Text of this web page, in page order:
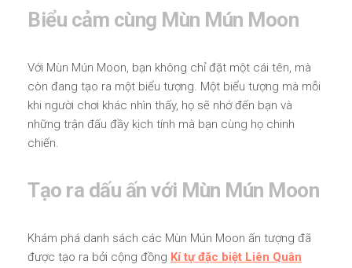
Biểu cảm cùng Mùn Mún Moon
Với Mùn Mún Moon, bạn không chỉ đặt một cái tên, mà
còn đang tạo ra một biểu tượng. Một biểu tượng mà mỗi
khi người chơi khác nhìn thấy, họ sẽ nhớ đến bạn và
những trận đấu đầy kịch tính mà bạn cùng họ chinh
chiến.
Tạo ra dấu ấn với Mùn Mún Moon
Khám phá danh sách các Mùn Mún Moon ấn tượng đã
được tạo ra bởi cộng đồng Kí tự đặc biệt Liên Quân